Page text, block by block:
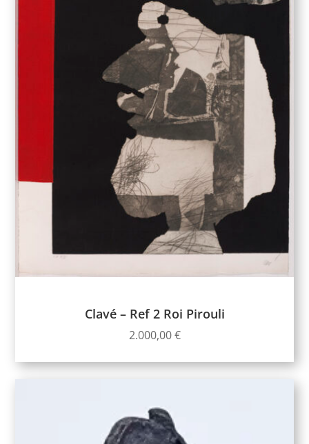
Clavé – Ref 2 Roi Pirouli
2.000,00€